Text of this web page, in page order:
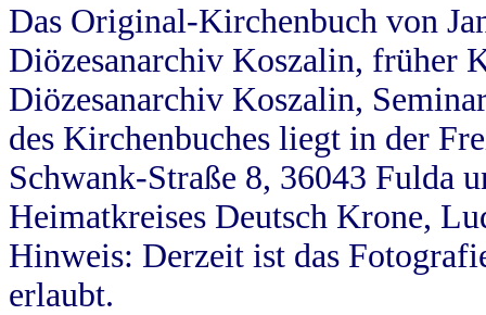
Das Original-Kirchenbuch von
Diözesanarchiv Koszalin, früher
Diözesanarchiv Koszalin,
des Kirchenbuches liegt in der
Schwank-Straße 8, 36043 Fulda
Heimatkreises Deutsch Krone,
Hinweis: Derzeit ist das
erlaubt.